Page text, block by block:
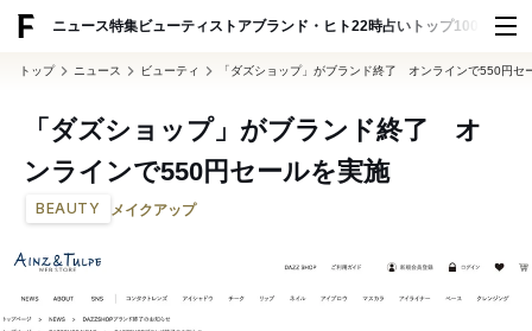
ニュース特集ビューティ ストアブランド・ヒト22時占い トップ100 スナッ
トップ ニュース ビューティ 「ダズショップ」がブランド終了 オンラインで550円セ
「ダズショップ」がブランド終了 オ
ンラインで550円セールを実施
BEAUTY メイクアップ